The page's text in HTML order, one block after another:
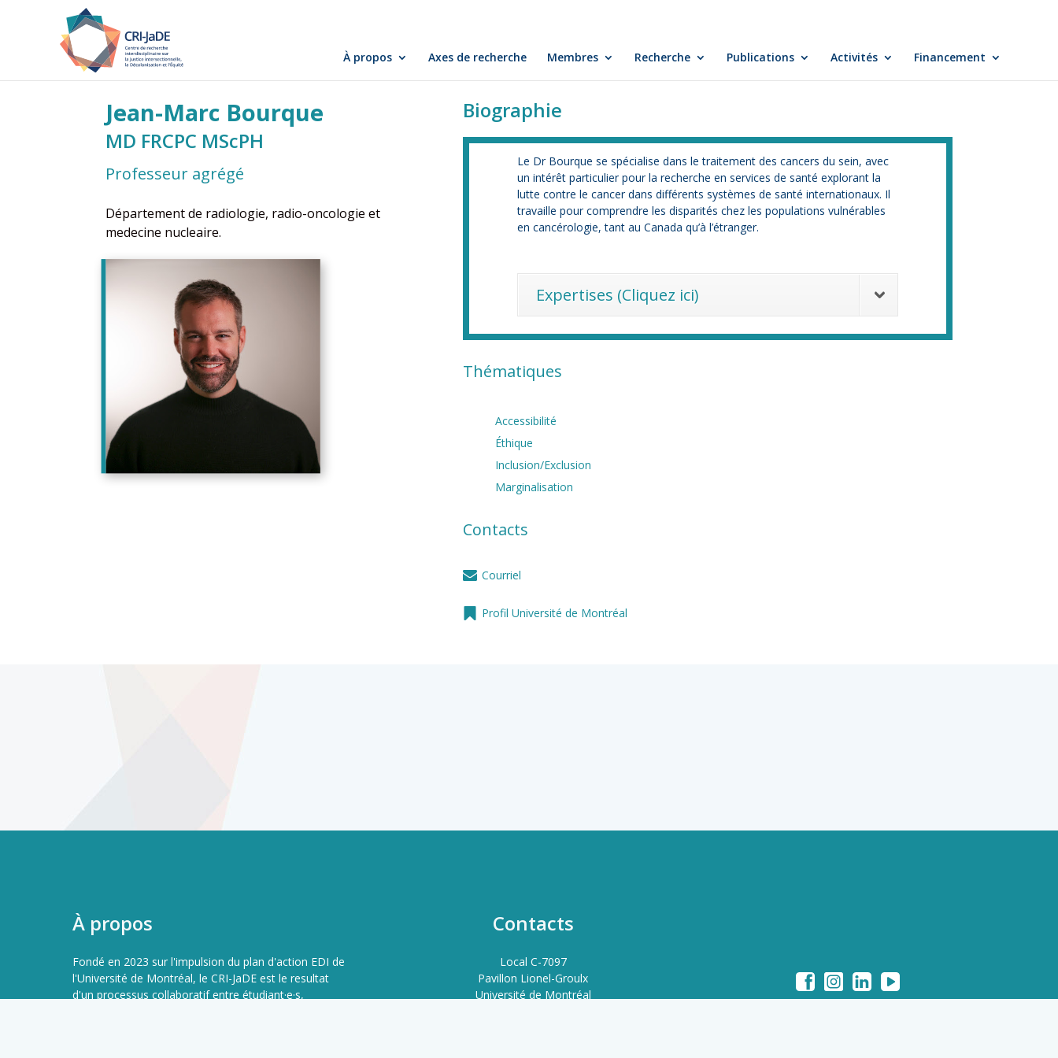
À propos Axes de recherche Membres Recherche Publications Activités Financement
Jean-Marc Bourque
MD FRCPC MScPH
Professeur agrégé
Département de radiologie, radio-oncologie et
medecine nucleaire.
Biographie
Le Dr Bourque se spécialise dans le traitement des cancers du sein, avec
un intérêt particulier pour la recherche en services de santé explorant la
lutte contre le cancer dans différents systèmes de santé internationaux. Il
travaille pour comprendre les disparités chez les populations vulnérables
en cancérologie, tant au Canada qu’à l’étranger.
Expertises (Cliquez ici)
Thématiques
Accessibilité
Éthique
Inclusion/Exclusion
Marginalisation
Contacts
Courriel
Profil Université de Montréal
À propos
Fondé en 2023 sur l'impulsion du plan d'action EDI de
l'Université de Montréal, le CRI-JaDE est le resultat
d'un processus collaboratif entre étudiant·e·s,
Contacts
Local C-7097
Pavillon Lionel-Groulx
Université de Montréal